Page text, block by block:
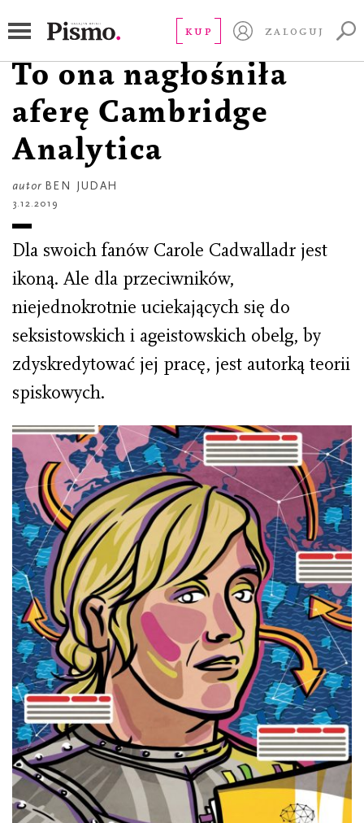
KUP ZALOGUJ
Carole Cadwalladr.
To ona nagłośniła
aferę Cambridge
Analytica
autor BEN JUDAH
3.12.2019
Dla swoich fanów Carole Cadwalladr jest
ikoną. Ale dla przeciwników,
niejednokrotnie uciekających się do
seksistowskich i ageistowskich obelg, by
zdyskredytować jej pracę, jest autorką teorii
spiskowych.